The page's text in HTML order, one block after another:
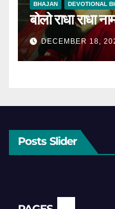
BHAJAN DEVOTIONAL
बोलो राधा राधा
DECEMBER 18,
Posts Slider